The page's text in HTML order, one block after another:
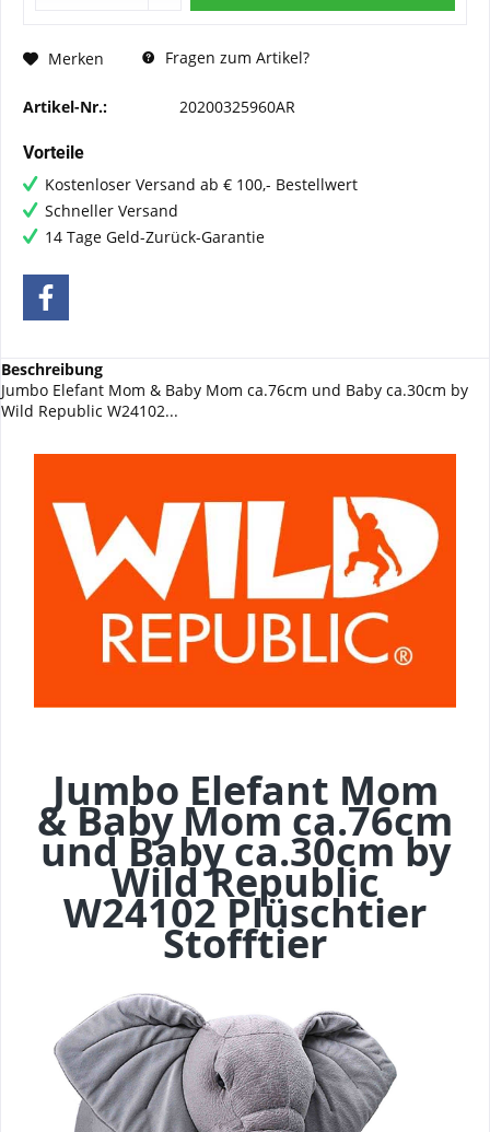
Merken Fragen zum Artikel?
Artikel-Nr.: 20200325960AR
Vorteile
Kostenloser Versand ab € 100,- Bestellwert
Schneller Versand
14 Tage Geld-Zurück-Garantie
Beschreibung
Jumbo Elefant Mom & Baby Mom ca.76cm und Baby ca.30cm by
Wild Republic W24102...
Jumbo Elefant Mom
& Baby Mom ca.76cm
und Baby ca.30cm by
Wild Republic
W24102 Plüschtier
Stofftier